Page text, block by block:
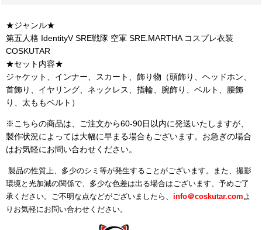
★ジャンル★
第五人格 IdentityV SRE戦隊 空軍 SRE.MARTHA コスプレ衣装
COSKUTAR
★セット内容★
ジャケット、インナー、スカート、飾り物（頭飾り、ヘッドホン、
首飾り、イヤリング、ネックレス、指輪、腕飾り、ベルト、腰飾
り、太ももベルト）
※こちらの商品は、ご注文から60-90日以内に発送いたしますが、
製作状況によっては大幅に早まる場合もございます。お急ぎの場合
はお気軽にお問い合わせください。
製品の性質上、多少のシミ等が発生することがございます。また、撮影
環境と光加減の関係で、多少な色差は出る場合はございます、予めご了
承ください。ご不明な点などがございましたら、 info＠coskutar.comよ
りお気軽にお問い合わせください。